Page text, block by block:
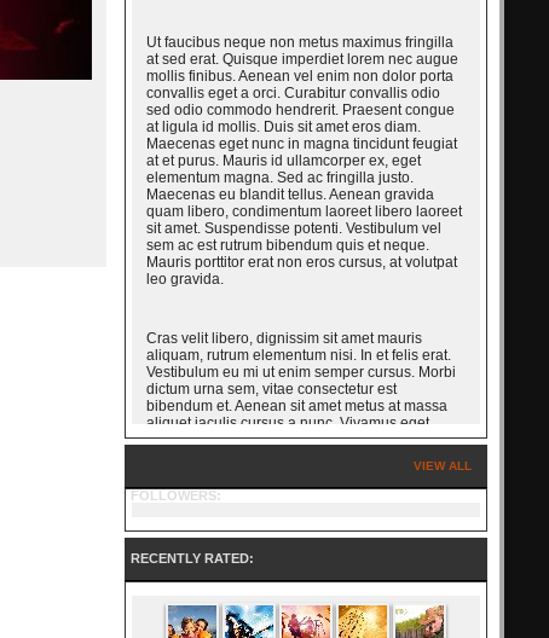
Ut faucibus neque non metus maximus fringilla
at sed erat. Quisque imperdiet lorem nec augue
mollis finibus. Aenean vel enim non dolor porta
convallis eget a orci. Curabitur convallis odio
sed odio commodo hendrerit. Praesent congue
at ligula id mollis. Duis sit amet eros diam.
Maecenas eget nunc in magna tincidunt feugiat
at et purus. Mauris id ullamcorper ex, eget
elementum magna. Sed ac fringilla justo.
Maecenas eu blandit tellus. Aenean gravida
quam libero, condimentum laoreet libero laoreet
sit amet. Suspendisse potenti. Vestibulum vel
sem ac est rutrum bibendum quis et neque.
Mauris porttitor erat non eros cursus, at volutpat
leo gravida.
Cras velit libero, dignissim sit amet mauris
aliquam, rutrum elementum nisi. In et felis erat.
Vestibulum eu mi ut enim semper cursus. Morbi
dictum urna sem, vitae consectetur est
bibendum et. Aenean sit amet metus at massa
aliquet iaculis cursus a nunc. Vivamus eget
dignissim enim. Suspendisse auctor porttitor
dignissim facilisis. Nulla facilisi. Mauris molestie,
felis a volutpat ornare, justo sem sagittis sem, id
metus, a egestas arcu est id velit. Curabitur
bibendum ante erat, in scelerisque lectus varius
VIEW ALL
FOLLOWERS:
RECENTLY RATED: